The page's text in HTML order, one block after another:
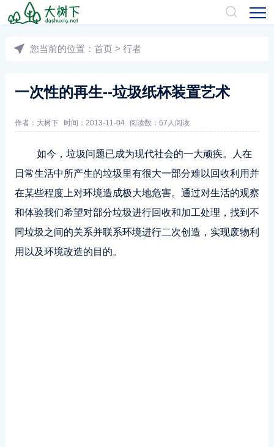
您当前的位置： 首页 > 行者
一次性的再生--垃圾纸杯装置艺术
作者： 大树下 时间：2013-11-04 阅读数： 67人阅读
如今，垃圾问题已成为现代社会的一大顽疾。人在
日常生活中所产生的垃圾里有很大一部分难以回收利用并
在某些程度上对环境造成极大地危害。通过对生活的观察
和体验我们希望对部分垃圾进行回收和加工处理，找到不
同垃圾之间的关系并联系环境进行二次创造，实现废物利
用以及环境改造的目的。